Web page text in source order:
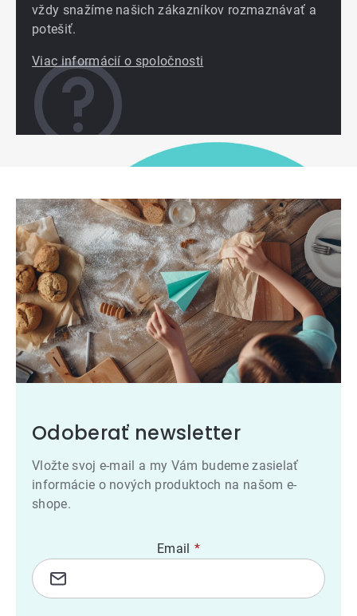
vždy snažíme našich zákazníkov rozmaznávať a
potešiť.
Viac informácií o spoločnosti
Odoberať newsletter
Vložte svoj e-mail a my Vám budeme zasielať
informácie o nových produktoch na našom e-
shope.
Email